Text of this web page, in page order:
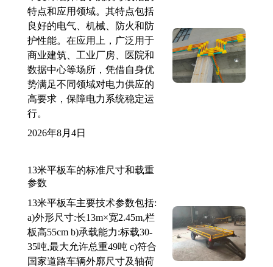
特点和应用领域。其特点包括
良好的电气、机械、防火和防
护性能。在应用上，广泛用于
商业建筑、工业厂房、医院和
数据中心等场所，凭借自身优
势满足不同领域对电力供应的
高要求，保障电力系统稳定运
行。
2026年8月4日
13米平板车的标准尺寸和载重
参数
13米平板车主要技术参数包括:
a)外形尺寸:长13m×宽2.45m,栏
板高55cm b)承载能力:标载30-
35吨,最大允许总重49吨 c)符合
国家道路车辆外廓尺寸及轴荷